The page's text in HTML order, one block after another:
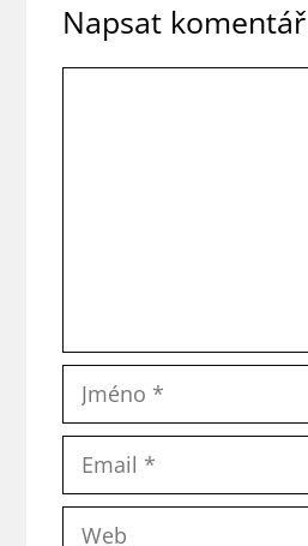
Napsat komentář
Jméno
Email
Web